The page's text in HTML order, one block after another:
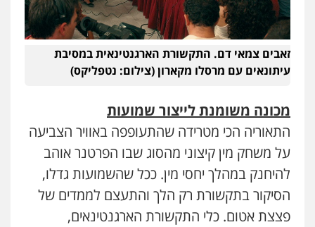
זאבים צמאי דם. התקשורת הארגנטינאית במסיבת
עיתונאים עם מרסלו מקארון (צילום: נטפליקס)
מכונה משומנת לייצור שמועות
התאוריה הכי מטרידה שהתעופפה באוויר הצביעה
על משחק מין קיצוני מהסוג שבו הפרטנר אוהב
להיחנק במהלך יחסי מין. ככל שהשמועות גדלו,
הסיקור בתקשורת רק הלך והתעצם לממדים של
פצצת אטום. כלי התקשורת הארגנטינאים,